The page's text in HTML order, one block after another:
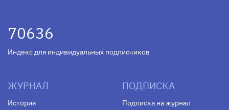
70636
Индекс для индивидуальных подписчиков
ЖУРНАЛ
История
ПОДПИСКА
Подписка на журнал